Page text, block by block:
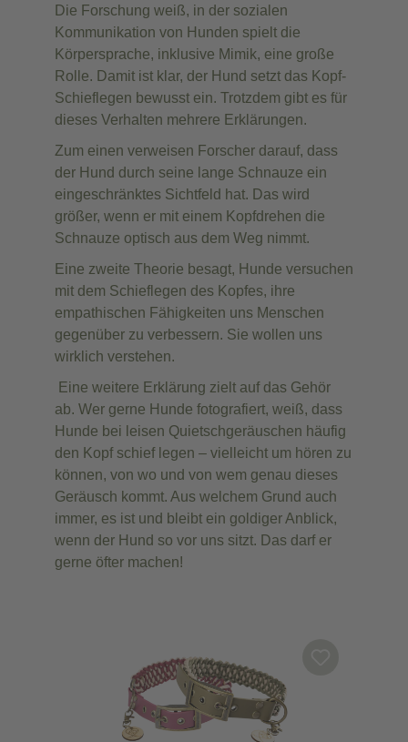
Die Forschung weiß, in der sozialen
Kommunikation von Hunden spielt die
Körpersprache, inklusive Mimik, eine große
Rolle. Damit ist klar, der Hund setzt das Kopf-
Schieflegen bewusst ein. Trotzdem gibt es für
dieses Verhalten mehrere Erklärungen.
Zum einen verweisen Forscher darauf, dass
der Hund durch seine lange Schnauze ein
eingeschränktes Sichtfeld hat. Das wird
größer, wenn er mit einem Kopfdrehen die
Schnauze optisch aus dem Weg nimmt.
Eine zweite Theorie besagt, Hunde versuchen
mit dem Schieflegen des Kopfes, ihre
empathischen Fähigkeiten uns Menschen
gegenüber zu verbessern. Sie wollen uns
wirklich verstehen.
Eine weitere Erklärung zielt auf das Gehör
ab. Wer gerne Hunde fotografiert, weiß, dass
Hunde bei leisen Quietschgeräuschen häufig
den Kopf schief legen – vielleicht um hören zu
können, von wo und von wem genau dieses
Geräusch kommt. Aus welchem Grund auch
immer, es ist und bleibt ein goldiger Anblick,
wenn der Hund so vor uns sitzt. Das darf er
gerne öfter machen!